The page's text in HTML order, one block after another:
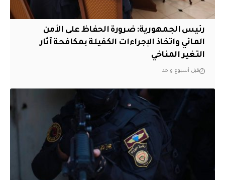
رئيس الجمهورية: ضرورة الحفاظ على الأمن
المائي واتخاذ الإجراءات الكفيلة بمكافحة آثار
التغير المناخي
قبل أسبوع واحد